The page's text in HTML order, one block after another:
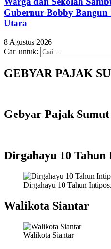
Gubernur Bobby Bangun
Utara
8 Agustus 2026
Cari untuk:
GEBYAR PAJAK
Gebyar Pajak Sumut
Dirgahayu 10 Tahun
Dirgahayu 10 Tahun
Walikota Siantar
Walikota Siantar